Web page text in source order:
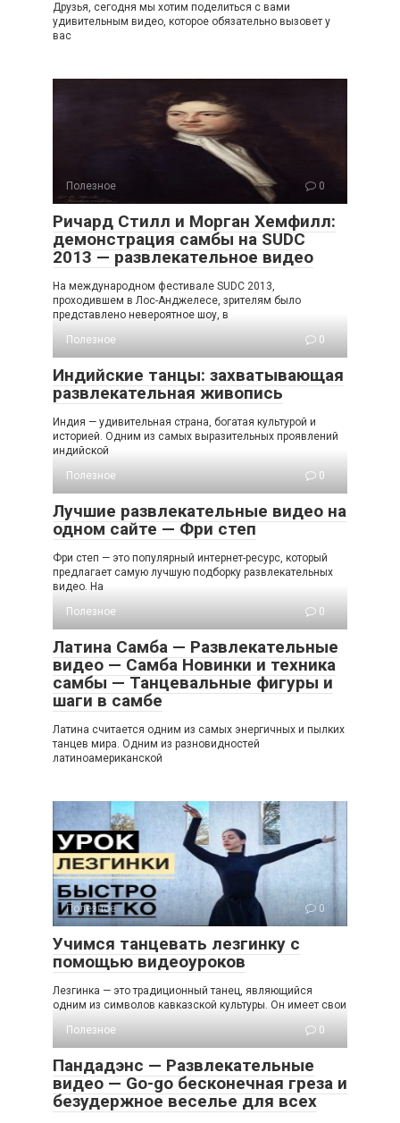
Друзья, сегодня мы хотим поделиться с вами
удивительным видео, которое обязательно вызовет у
вас
Полезное 0
Ричард Стилл и Морган Хемфилл:
демонстрация самбы на SUDC
2013 — развлекательное видео
На международном фестивале SUDC 2013,
проходившем в Лос-Анджелесе, зрителям было
представлено невероятное шоу, в
Полезное
0
Индийские танцы: захватывающая
развлекательная живопись
Индия — удивительная страна, богатая культурой и
историей. Одним из самых выразительных проявлений
индийской
Полезное
0
Лучшие развлекательные видео на
одном сайте — Фри степ
Фри степ — это популярный интернет-ресурс, который
предлагает самую лучшую подборку развлекательных
видео. На
Полезное
0
Латина Самба — Развлекательные
видео — Самба Новинки и техника
самбы — Танцевальные фигуры и
шаги в самбе
Латина считается одним из самых энергичных и пылких
танцев мира. Одним из разновидностей
латиноамериканской
Полезное 0
Учимся танцевать лезгинку с
помощью видеоуроков
Лезгинка — это традиционный танец, являющийся
одним из символов кавказской культуры. Он имеет свои
Полезное
0
Пандадэнс — Развлекательные
видео — Go-go бесконечная греза и
безудержное веселье для всех